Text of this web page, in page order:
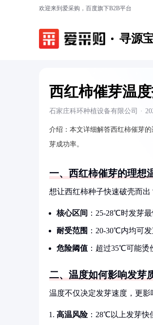
欢迎来到爱采购，百度旗下B2B平台
寻源
西红柿催芽温
石家庄科环种植设备有限公司 ·
介绍： 本文详细解答西红柿催芽
芽成功率。
一、西红柿催芽的理想
想让西红柿种子快速破壳而出
核心区间 ：25-28℃时发芽
耐受范围 ：20-30℃内均可
危险阈值 ：超过35℃可能
二、温度如何影响发芽
温度不仅决定发芽速度，更影
高温风险：28℃以上发芽快